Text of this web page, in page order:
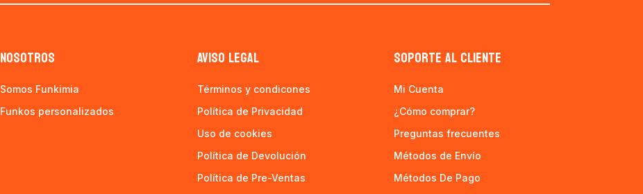
NOSOTROS
Somos Funkimia
Funkos personalizados
AVISO LEGAL
Términos y condicones
Política de Privacidad
Uso de cookies
Política de Devolución
Política de Pre-Ventas
SOPORTE AL CLIENTE
Mi Cuenta
¿Cómo comprar?
Preguntas frecuentes
Métodos de Envío
Métodos De Pago